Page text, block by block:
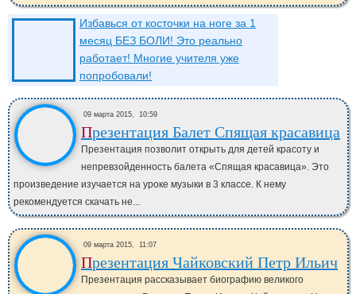
Избавься от косточки на ноге за 1
месяц БЕЗ БОЛИ! Это реально
работает! Многие учителя уже
попробовали!
09 марта 2015, 10:59
Презентация Балет Спящая красавица
Презентация позволит открыть для детей красоту и
непревзойденность балета «Спящая красавица». Это
произведение изучается на уроке музыки в 3 классе. К нему
рекомендуется скачать не...
09 марта 2015, 11:07
Презентация Чайковский Петр Ильич
Презентация рассказывает биографию великого